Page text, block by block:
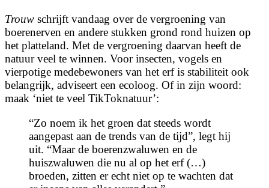
Trouw schrijft vandaag over de vergroening van
boerenerven en andere stukken grond rond huizen op
het platteland. Met de vergroening daarvan heeft de
natuur veel te winnen. Voor insecten, vogels en
vierpotige medebewoners van het erf is stabiliteit ook
belangrijk, adviseert een ecoloog. Of in zijn woord:
maak ‘niet te veel TikToknatuur’:
“Zo noem ik het groen dat steeds wordt
aangepast aan de trends van de tijd”, legt hij
uit. “Maar de boerenzwaluwen en de
huiszwaluwen die nu al op het erf (…)
broeden, zitten er echt niet op te wachten dat